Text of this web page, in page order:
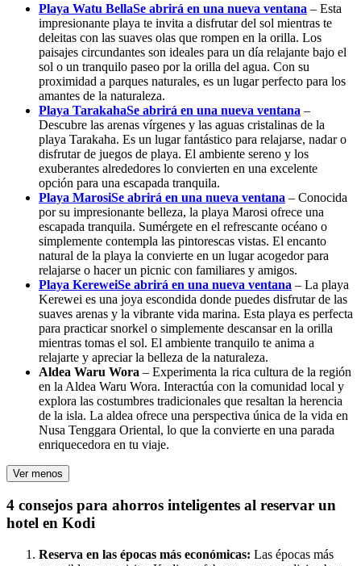
Playa Watu BellaSe abrirá en una nueva ventana – Esta
impresionante playa te invita a disfrutar del sol mientras te
deleitas con las suaves olas que rompen en la orilla. Los
paisajes circundantes son ideales para un día relajante bajo el
sol o un tranquilo paseo por la orilla del agua. Con su
proximidad a parques naturales, es un lugar perfecto para los
amantes de la naturaleza.
Playa TarakahaSe abrirá en una nueva ventana –
Descubre las arenas vírgenes y las aguas cristalinas de la
playa Tarakaha. Es un lugar fantástico para relajarse, nadar o
disfrutar de juegos de playa. El ambiente sereno y los
exuberantes alrededores lo convierten en una excelente
opción para una escapada tranquila.
Playa MarosiSe abrirá en una nueva ventana – Conocida
por su impresionante belleza, la playa Marosi ofrece una
escapada tranquila. Sumérgete en el refrescante océano o
simplemente contempla las pintorescas vistas. El encanto
natural de la playa la convierte en un lugar acogedor para
relajarse o hacer un picnic con familiares y amigos.
Playa KereweiSe abrirá en una nueva ventana – La playa
Kerewei es una joya escondida donde puedes disfrutar de las
suaves arenas y la vibrante vida marina. Esta playa es perfecta
para practicar snorkel o simplemente descansar en la orilla
mientras tomas el sol. El ambiente tranquilo te anima a
relajarte y apreciar la belleza de la naturaleza.
Aldea Waru Wora – Experimenta la rica cultura de la región
en la Aldea Waru Wora. Interactúa con la comunidad local y
explora las costumbres tradicionales que resaltan la herencia
de la isla. La aldea ofrece una perspectiva única de la vida en
Nusa Tenggara Oriental, lo que la convierte en una parada
enriquecedora en tu viaje.
Ver menos
4 consejos para ahorros inteligentes al reservar un
hotel en Kodi
Reserva en las épocas más económicas: Las épocas más